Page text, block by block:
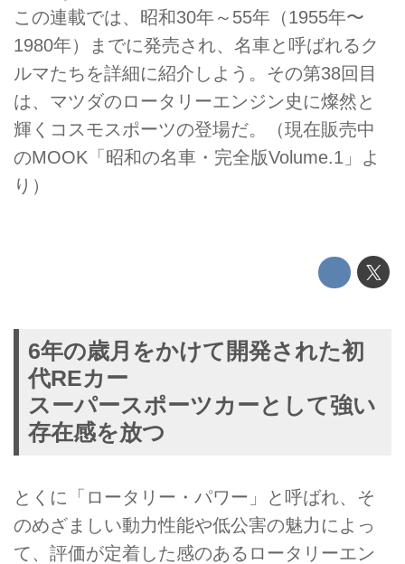
この連載では、昭和30年～55年（1955年〜
1980年）までに発売され、名車と呼ばれるク
ルマたちを詳細に紹介しよう。その第38回目
は、マツダのロータリーエンジン史に燦然と
輝くコスモスポーツの登場だ。（現在販売中
のMOOK「昭和の名車・完全版Volume.1」よ
り）
6年の歳月をかけて開発された初
代REカー
スーパースポーツカーとして強い
存在感を放つ
とくに「ロータリー・パワー」と呼ばれ、そ
のめざましい動力性能や低公害の魅力によっ
て、評価が定着した感のあるロータリーエン